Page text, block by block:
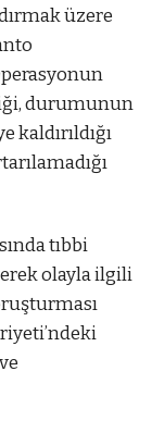
üzere
durumunun
kaldırıldığı
tıbbi
olayla ilgili